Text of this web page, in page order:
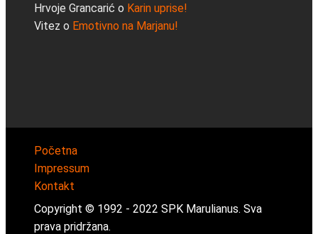
Hrvoje Grancarić o Karin uprise!
Vitez o Emotivno na Marjanu!
Početna
Impressum
Kontakt
Copyright © 1992 - 2022 SPK Marulianus. Sva
prava pridržana.